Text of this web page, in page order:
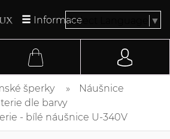
InformaceSelect Language ▼
šperky
Náušnice
dle barvy
- bílé náušnice U-340V